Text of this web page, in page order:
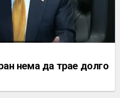
нема да трае долго